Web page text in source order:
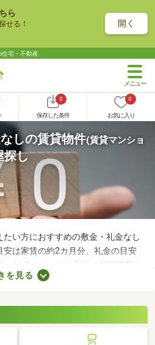
ら
せる！ 開く
住宅・不動産
0
保存した条件
0
お気に入り
しの賃貸物件(賃貸マンショ
探し
い方におすすめの敷金・礼金なし
は家賃の約2カ月分、礼金の目安
、物件によっては高額の初期費用を
新生活に必要な家具や家電、インテ
を見る